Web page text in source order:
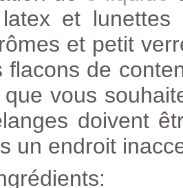
et lunettes
et petit
flacons de
vous
doivent
un endroit